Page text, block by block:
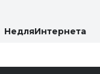
НедляИнтернета